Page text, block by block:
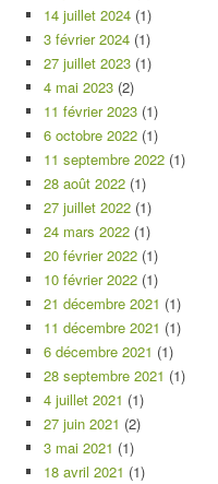
14 juillet 2024 (1)
3 février 2024 (1)
27 juillet 2023 (1)
4 mai 2023 (2)
11 février 2023 (1)
6 octobre 2022 (1)
11 septembre 2022 (1)
28 août 2022 (1)
27 juillet 2022 (1)
24 mars 2022 (1)
20 février 2022 (1)
10 février 2022 (1)
21 décembre 2021 (1)
11 décembre 2021 (1)
6 décembre 2021 (1)
28 septembre 2021 (1)
4 juillet 2021 (1)
27 juin 2021 (2)
3 mai 2021 (1)
18 avril 2021 (1)